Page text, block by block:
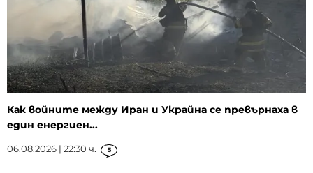
Как войните между Иран и Украйна се превърнаха в
един енергиен...
06.08.2026 | 22:30 ч. 5